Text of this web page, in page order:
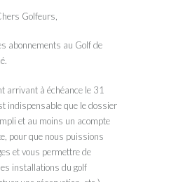
Golfeurs,
abonnements au Golf de
arrivant à échéance le 31
indispensable que le dossier
et au moins un acompte
pour que nous puissions
et vous permettre de
installations du golf